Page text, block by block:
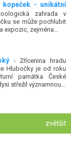
kopeček - unikátní
zahrada v
se může pochlubit
expozic, zejména...
- Zřícenina hradu
Hlubočky je od roku
památka České
střežil významnou...
zvětšit